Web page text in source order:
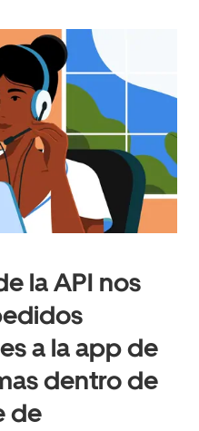
la API nos
a la app de
dentro de
de